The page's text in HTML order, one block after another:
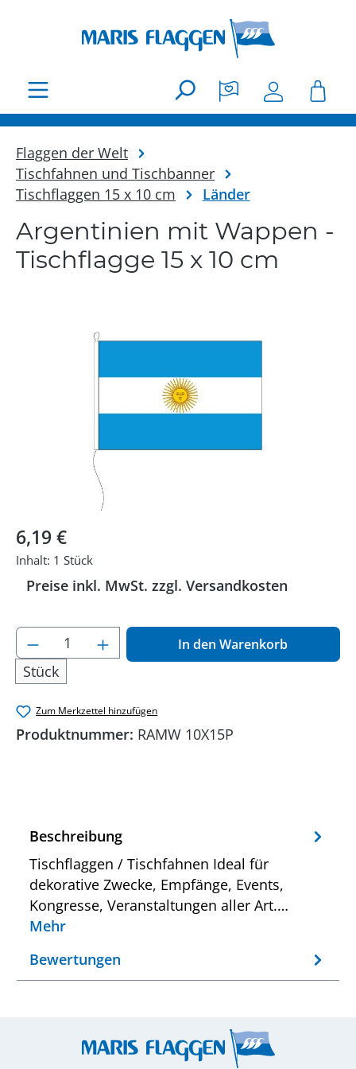
Flaggen der Welt
Tischfahnen und Tischbanner
Tischflaggen 15 x 10 cm
Länder
Argentinien mit Wappen -
Tischflagge 15 x 10 cm
Bildergalerie überspringen
Regulärer Preis:
6,19 €
Inhalt: 1 Stück
Preise inkl. MwSt. zzgl. Versandkosten
Produkt Anzahl: Gib den gewünschten
Stück
In den Warenkorb
Zum Merkzettel hinzufügen
Produktnummer: RAMW 10X15P
Beschreibung
Tischflaggen / Tischfahnen Ideal für
dekorative Zwecke, Empfänge, Events,
Kongresse, Veranstaltungen aller Art.…
Mehr
Bewertungen